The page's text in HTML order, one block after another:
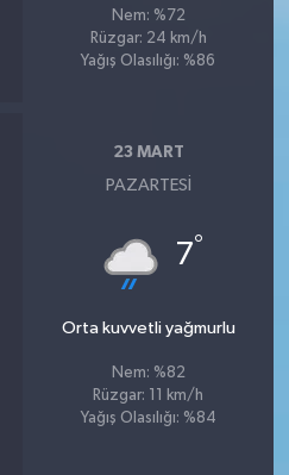
Nem: %72
Rüzgar: 24 km/h
Yağış Olasılığı: %86
23 MART
PAZARTESI
7°
Orta kuvvetli yağmurlu
Nem: %82
Rüzgar: 11 km/h
Yağış Olasılığı: %84